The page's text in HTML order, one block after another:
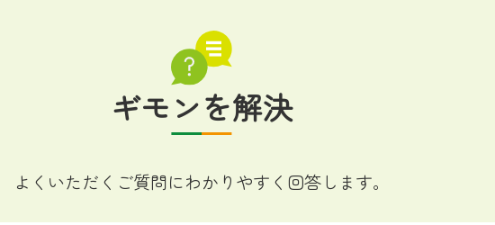
ギモンを解決
よくいただくご質問にわかりやすく回答します。